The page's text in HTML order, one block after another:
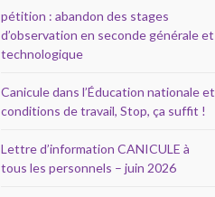
pétition : abandon des stages
d’observation en seconde générale et
technologique
Canicule dans l’Éducation nationale et
conditions de travail, Stop, ça suffit !
Lettre d’information CANICULE à
tous les personnels – juin 2026